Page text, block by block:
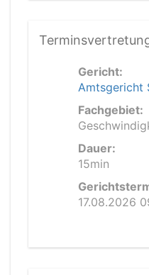
Gericht:
Amtsgericht
Fachgebiet:
Dauer:
15min
17.08.2026